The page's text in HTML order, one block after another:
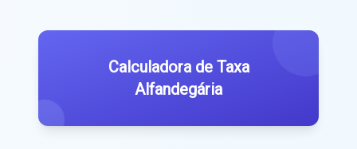
Calculadora de Taxa
Alfandegária